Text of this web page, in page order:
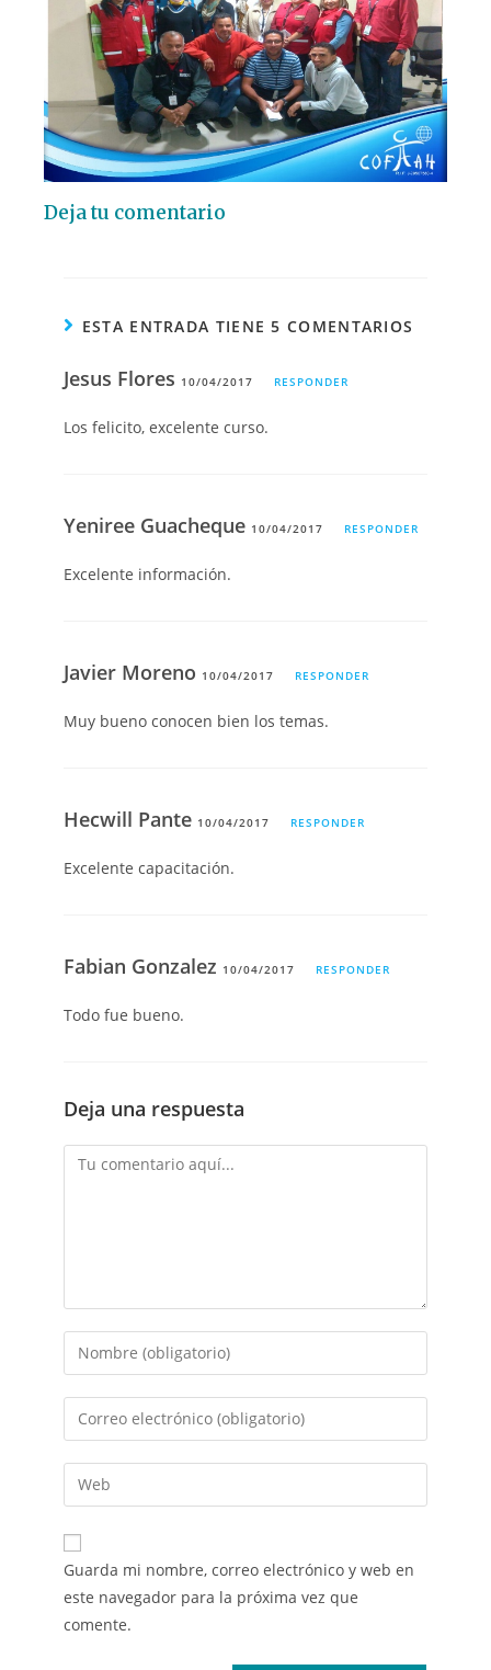
Deja tu comentario
ESTA ENTRADA TIENE 5 COMENTARIOS
Jesus Flores 10/04/2017 RESPONDER
Los felicito, excelente curso.
Yeniree Guacheque 10/04/2017 RESPONDER
Excelente información.
Javier Moreno 10/04/2017 RESPONDER
Muy bueno conocen bien los temas.
Hecwill Pante 10/04/2017 RESPONDER
Excelente capacitación.
Fabian Gonzalez 10/04/2017 RESPONDER
Todo fue bueno.
Deja una respuesta
Guarda mi nombre, correo electrónico y web en
este navegador para la próxima vez que
comente.